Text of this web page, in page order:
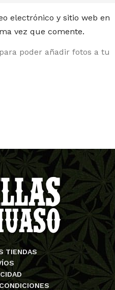
electrónico y sitio web en
vez que comente.
poder añadir fotos a tu
TIENDAS